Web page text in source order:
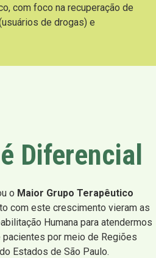
com foco na recuperação de
de drogas) e
é Diferencial
o Maior Grupo Terapêutico
com este crescimento vieram as
Humana para atendermos
por meio de Regiões
Estados de São Paulo.